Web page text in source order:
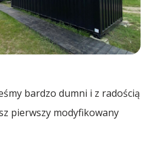
bardzo dumni i z radością
pierwszy modyfikowany